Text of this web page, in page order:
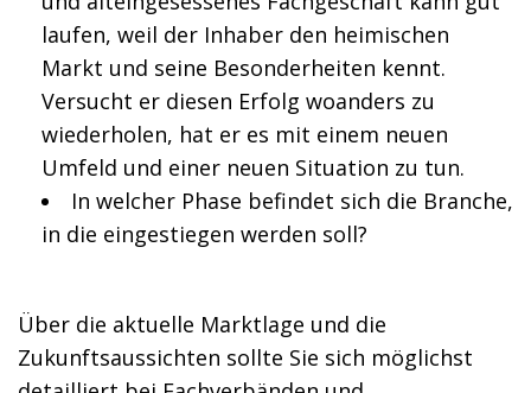
laufen, weil der Inhaber den heimischen
Markt und seine Besonderheiten kennt.
Versucht er diesen Erfolg woanders zu
wiederholen, hat er es mit einem neuen
Umfeld und einer neuen Situation zu tun.
In welcher Phase befindet sich die Branche,
in die eingestiegen werden soll?
Über die aktuelle Marktlage und die
Zukunftsaussichten sollte Sie sich möglichst